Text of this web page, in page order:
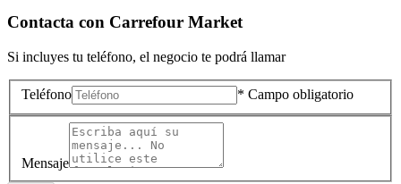
Contacta con Carrefour Market
Si incluyes tu teléfono, el negocio te podrá llamar
Teléfono * Campo obligatorio
Mensaje